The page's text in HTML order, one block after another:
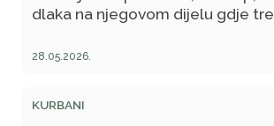
dlaka na njegovom dijelu gdje
28.05.2026.
KURBANI